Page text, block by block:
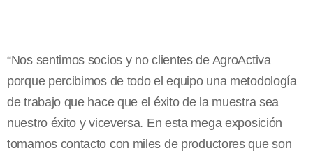
“Nos sentimos socios y no clientes de AgroActiva
porque percibimos de todo el equipo una metodología
de trabajo que hace que el éxito de la muestra sea
nuestro éxito y viceversa. En esta mega exposición
tomamos contacto con miles de productores que son